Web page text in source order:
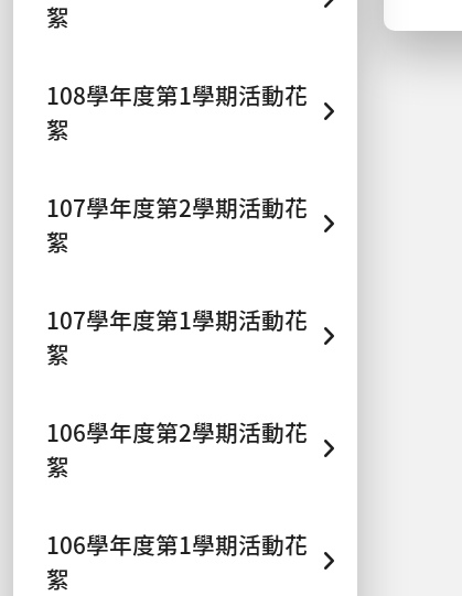
絮
108學年度第1學期活動花
絮
107學年度第2學期活動花
絮
107學年度第1學期活動花
絮
106學年度第2學期活動花
絮
106學年度第1學期活動花
絮